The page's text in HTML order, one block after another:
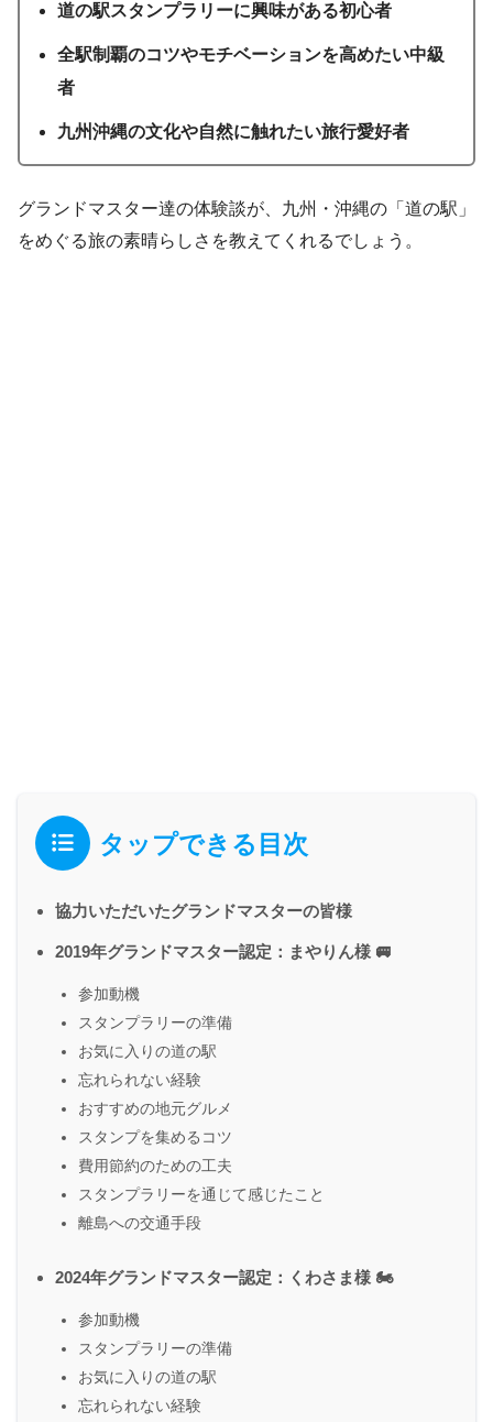
道の駅スタンプラリーに興味がある初心者
全駅制覇のコツやモチベーションを高めたい中級
者
九州沖縄の文化や自然に触れたい旅行愛好者
グランドマスター達の体験談が、九州・沖縄の「道の駅」
をめぐる旅の素晴らしさを教えてくれるでしょう。
タップできる目次
協力いただいたグランドマスターの皆様
2019年グランドマスター認定：まやりん様 🚐
参加動機
スタンプラリーの準備
お気に入りの道の駅
忘れられない経験
おすすめの地元グルメ
スタンプを集めるコツ
費用節約のための工夫
スタンプラリーを通じて感じたこと
離島への交通手段
2024年グランドマスター認定：くわさま様 🏍
参加動機
スタンプラリーの準備
お気に入りの道の駅
忘れられない経験